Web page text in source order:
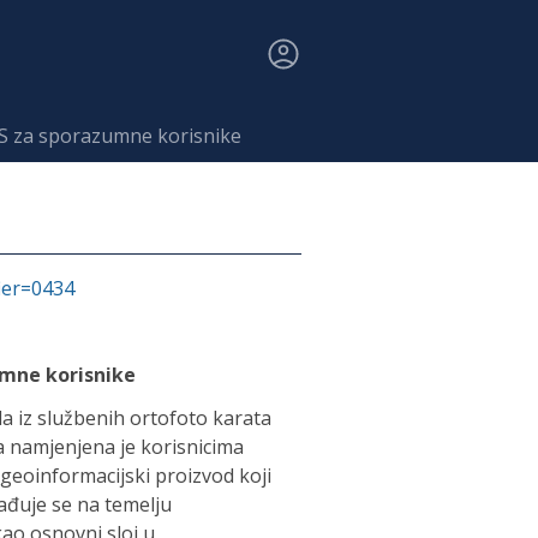
za sporazumne korisnike
korisnike
iz službenih ortofoto karata
namjenjena je korisnicima
proizvod koji
se na temelju